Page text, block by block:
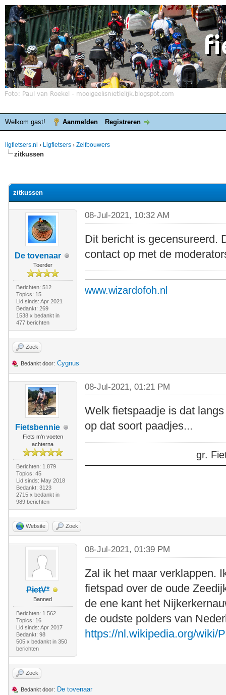
Welkom gast! Aanmelden Registreren
ligfietsers.nl › Ligfietsers › Zelfbouwers
zitkussen
zitkussen
De tovenaar
Toerder
Berichten: 512
Topics: 15
Lid sinds: Apr 2021
Bedankt: 269
1538 x bedankt in
477 berichten
08-Jul-2021, 10:32 AM
Dit bericht is gecensureerd.
contact op met de
www.wizardofoh.nl
Zoek
Bedankt door: Cygnus
Fietsbennie
Fiets m'n voeten
achterna
Berichten: 1.879
Topics: 45
Lid sinds: May 2018
Bedankt: 3123
2715 x bedankt in
989 berichten
08-Jul-2021, 01:21 PM
Welk fietspaadje is dat
op dat soort paadjes...
gr.
Website Zoek
PietV*
Banned
Berichten: 1.562
Topics: 16
Lid sinds: Apr 2017
Bedankt: 98
505 x bedankt in 350
berichten
08-Jul-2021, 01:39 PM
Zal ik het maar verklappen.
fietspad over de oude
de ene kant het
de oudste polders van
https://nl.wikipedia.org/wiki/
Zoek
Bedankt door: De tovenaar